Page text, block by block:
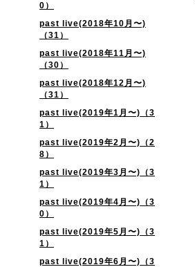
0）
past live(2018年10月〜)
（31）
past live(2018年11月〜)
（30）
past live(2018年12月〜)
（31）
past live(2019年1月〜)（3
1）
past live(2019年2月〜)（2
8）
past live(2019年3月〜)（3
1）
past live(2019年4月〜)（3
0）
past live(2019年5月〜)（3
1）
past live(2019年6月〜)（3